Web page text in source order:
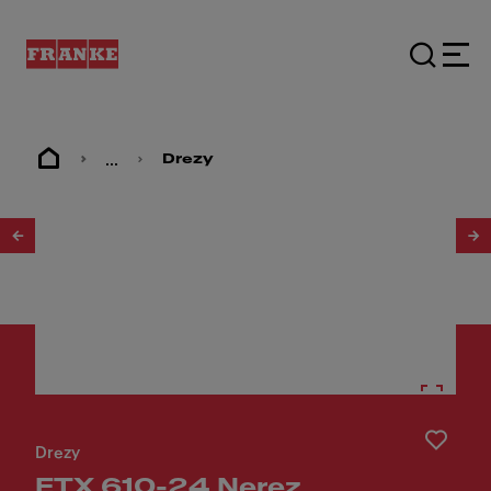
... Drezy
Drezy